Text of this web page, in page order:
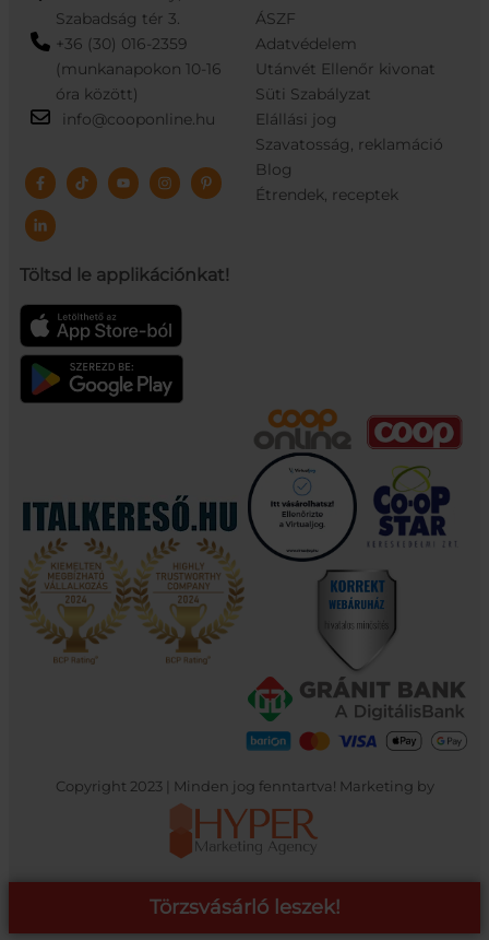
Szabadság tér 3.
+36 (30) 016-2359
(munkanapokon 10-16
óra között)
info@cooponline.hu
Töltsd le applikációnkat!
ÁSZF
Adatvédelem
Utánvét Ellenőr kivonat
Süti Szabályzat
Elállási jog
Szavatosság, reklamáció
Blog
Étrendek, receptek
Copyright 2023 | Minden jog fenntartva! Marketing by
Törzsvásárló leszek!